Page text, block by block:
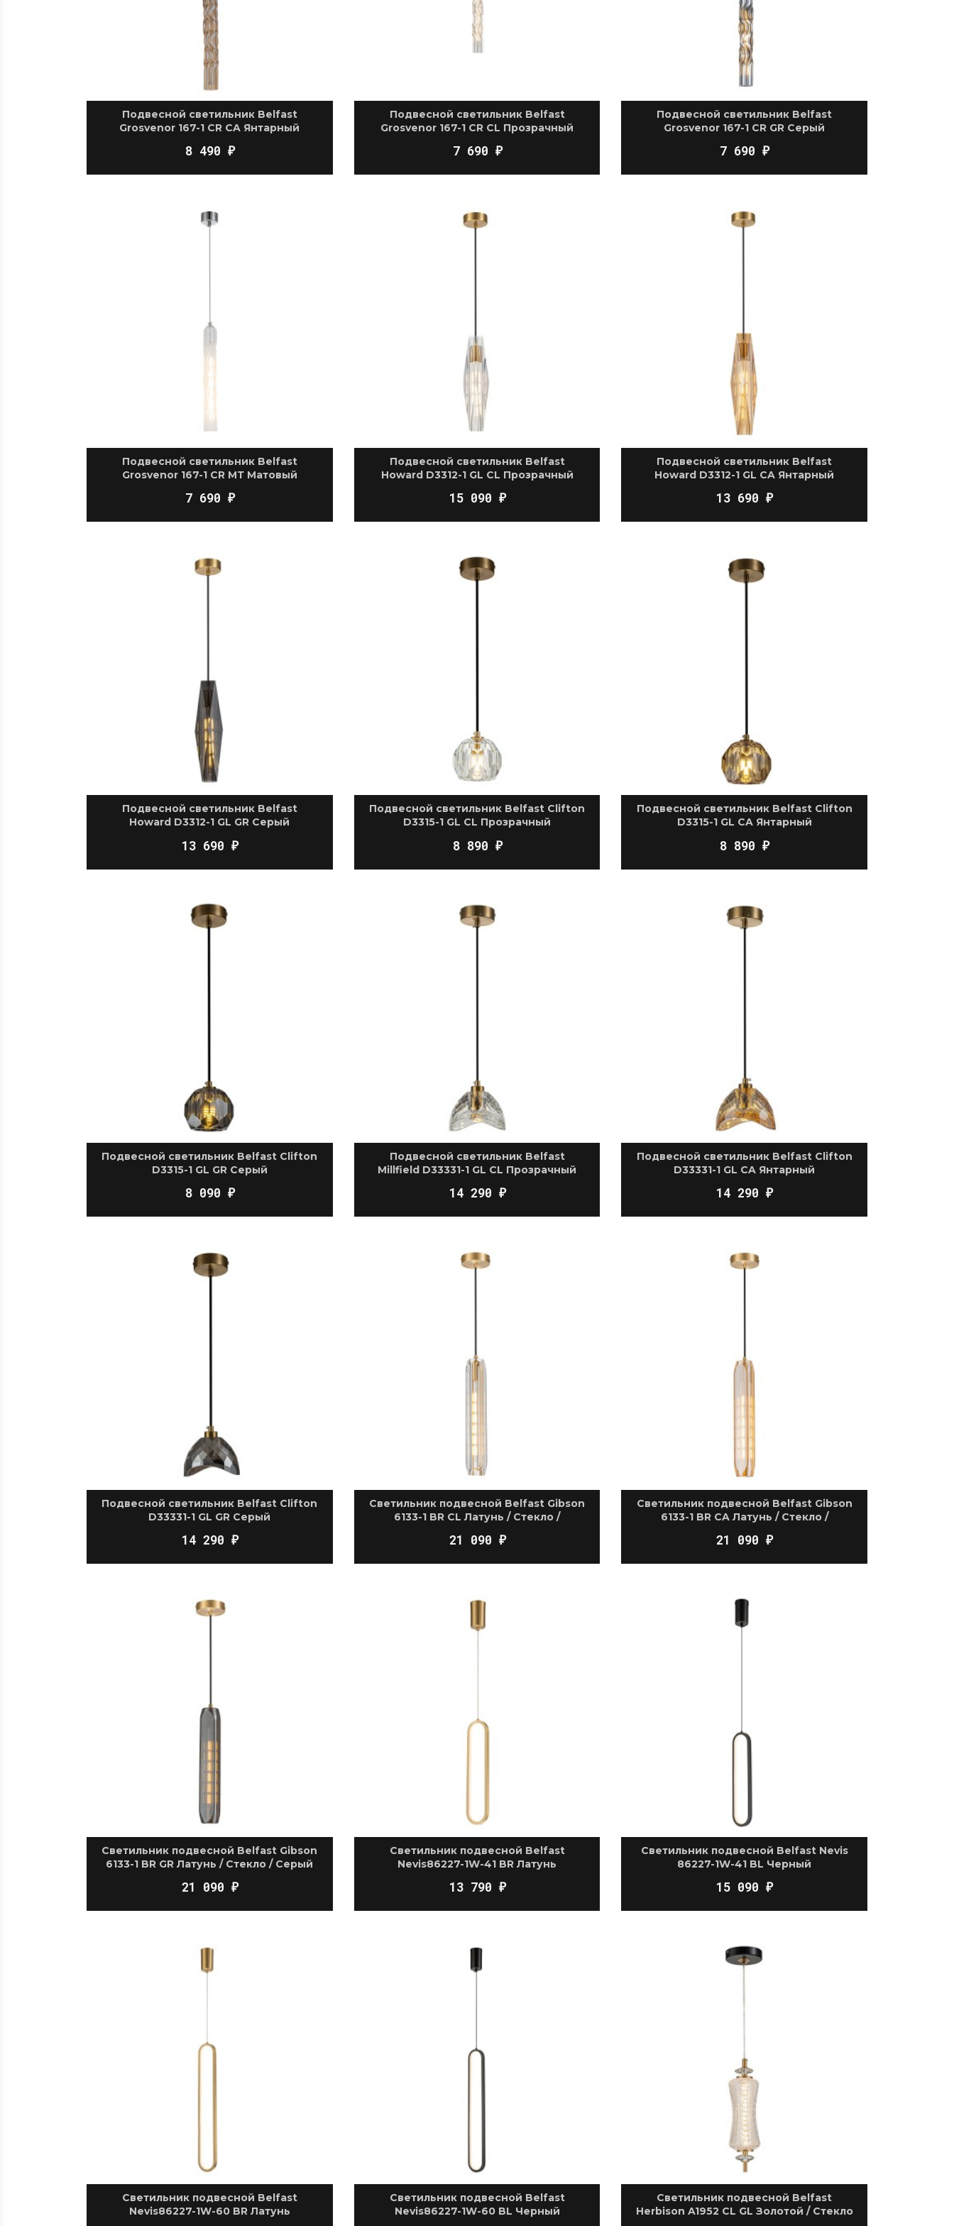
Подвесной светильник Belfast
Grosvenor 167-1 CR CA Янтарный
8 490 ₽
Подвесной светильник Belfast
Grosvenor 167-1 CR CL Прозрачный
7 690 ₽
Подвесной светильник Belfast
Grosvenor 167-1 CR GR Серый
7 690₽
Подвесной светильник Belfast
Grosvenor 167-1 CR МТ Матовый
7 690 ₽
Подвесной светильник Belfast
Howard D3312-1 GL CL Прозрачный
15 090 ₽
Подвесной светильник Belfast
Howard D3312-1 GL CA Янтарный
13 690₽
Подвесной светильник Belfast
Howard D3312-1 GL GR Серый
13 690 ₽
Подвесной светильник Belfast Clifton
D3315-1 GL CL Прозрачный
8 890 ₽
Подвесной светильник Belfast Clifton
D3315-1 GL CA Янтарный
8 890₽
Подвесной светильник Belfast Clifton
D3315-1 GL GR Серый
8 090 ₽
Подвесной светильник Belfast
Millfield D33331-1 GL CL Прозрачный
14 290 ₽
Подвесной светильник Belfast Clifton
D33331-1 GL CA Янтарный
14 290₽
Подвесной светильник Belfast Clifton
D33331-1 GL GR Серый
14 290 ₽
Светильник подвесной Belfast Gibson
6133-1 BR CL Латунь / Стекло /
21 090 ₽
Светильник подвесной Belfast Gibson
6133-1 BR CA Латунь / Стекло /
21 090₽
Светильник подвесной Belfast Gibson
6133-1 BR GR Латунь / Стекло / Серый
21 090 ₽
Светильник подвесной Belfast
Nevis86227-1W-41 BR Латунь
13 790 ₽
Светильник подвесной Belfast Nevis
86227-1W-41 BL Черный
15 090₽
Светильник подвесной Belfast
Nevis86227-1W-60 BR Латунь
Светильник подвесной Belfast
Nevis86227-1W-60 BL Черный
Светильник подвесной Belfast
Herbison A1952 CL GL Золотой / Стекло